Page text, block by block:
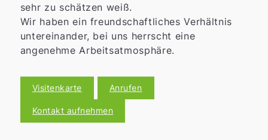
sehr zu schätzen weiß.
Wir haben ein freundschaftliches Verhältnis
untereinander, bei uns herrscht eine
angenehme Arbeitsatmosphäre.
Visitenkarte Anrufen
Kontakt aufnehmen